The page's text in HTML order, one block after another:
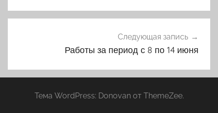
Следующая запись
Работы за период с 8 по 14 июня
Тема WordPress: Donovan от ThemeZee.